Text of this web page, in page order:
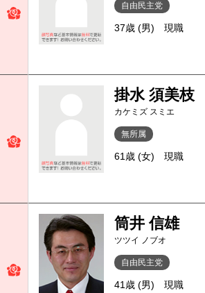
自由民主党
37歳 (男) 現職
掛水 須美枝
カケミズ スミエ
無所属
61歳 (女) 現職
筒井 信雄
ツツイ ノブオ
自由民主党
41歳 (男) 現職